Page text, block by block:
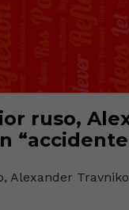
ruso,